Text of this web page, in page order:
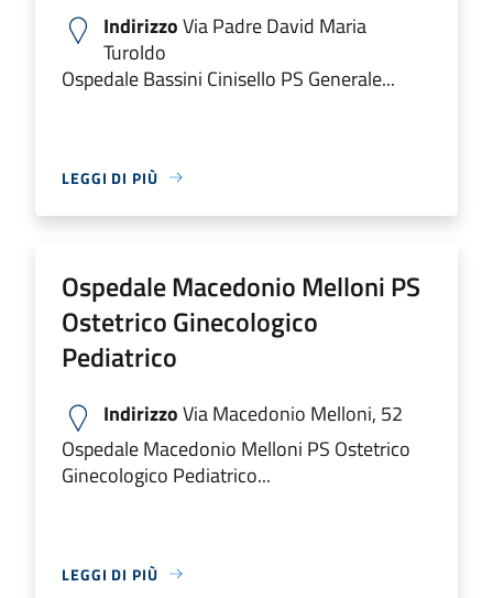
IndirizzoVia Padre David Maria
Turoldo
Ospedale Bassini Cinisello PS Generale...
LEGGI DI PIÙ
Ospedale Macedonio Melloni PS
Ostetrico Ginecologico
Pediatrico
IndirizzoVia Macedonio Melloni, 52
Ospedale Macedonio Melloni PS Ostetrico
Ginecologico Pediatrico...
LEGGI DI PIÙ